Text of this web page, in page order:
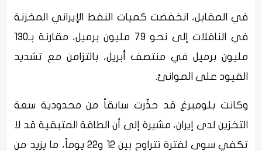
في المقابل، انخفضت كميات النفط الإيراني المخزنة
في الناقلات إلى نحو 79 مليون برميل، مقارنة بـ130
مليون برميل في منتصف أبريل، بالتزامن مع تشديد
القيود على الموانئ.
وكانت بلومبرغ قد حذّرت سابقاً من محدودية سعة
التخزين لدى إيران، مشيرة إلى أن الطاقة المتبقية قد لا
تكفي سوى لفترة تتراوح بين 12 و22 يوماً، ما يزيد من